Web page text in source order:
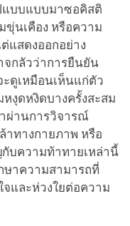
แบบแบบมาซอคิสติ
ขุ่นเคือง หรือความ
แสดงออกอย่าง
จกลัวว่าการยืนยัน
ดูเหมือนเห็นแก่ตัว
งุดหงิดบางครั้งสะสม
ผ่านการวิจารณ์
าทางกายภาพ หรือ
กับความท้าทายเหล่านี้
าความสามารถที่
และห่วงใยต่อความ